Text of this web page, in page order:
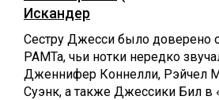
Искандер
Сестру Джесси было доверено
РАМТа, чьи нотки нередко
Дженнифер Коннелли, Рэйчел
Суэнк, а также Джессики Бил в